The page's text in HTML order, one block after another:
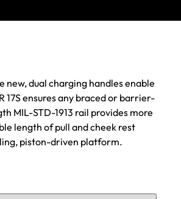
new, dual charging handles enable
17S ensures any braced or barrier-
MIL-STD-1913 rail provides more
length of pull and cheek rest
piston-driven platform.